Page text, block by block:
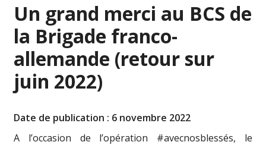
Un grand merci au BCS de
la Brigade franco-
allemande (retour sur
juin 2022)
Date de publication : 6 novembre 2022
A l’occasion de l’opération #avecnosblessés, le